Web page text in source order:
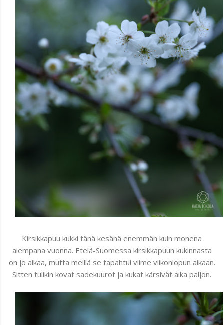
Kirsikkapuu kukki tänä kesänä enemmän kuin monena
aiempana vuonna. Etelä-Suomessa kirsikkapuun kukinnasta
on jo aikaa, mutta meillä se tapahtui viime viikonlopun aikaan.
Sitten tulikin kovat sadekuurot ja kukat kärsivät aika paljon.